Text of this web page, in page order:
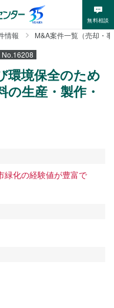
無料相談
情報 M&A案件一覧（売却・
No.16208
環境保全のため
の生産・製作・
緑化の経験値が豊富で